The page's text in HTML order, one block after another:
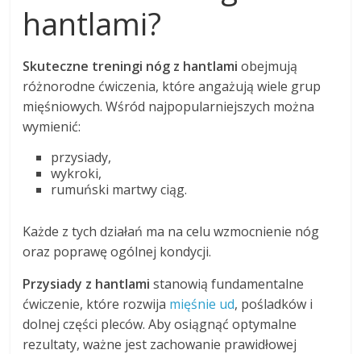
hantlami?
Skuteczne treningi nóg z hantlami obejmują
różnorodne ćwiczenia, które angażują wiele grup
mięśniowych. Wśród najpopularniejszych można
wymienić:
przysiady,
wykroki,
rumuński martwy ciąg.
Każde z tych działań ma na celu wzmocnienie nóg
oraz poprawę ogólnej kondycji.
Przysiady z hantlami stanowią fundamentalne
ćwiczenie, które rozwija mięśnie ud, pośladków i
dolnej części pleców. Aby osiągnąć optymalne
rezultaty, ważne jest zachowanie prawidłowej